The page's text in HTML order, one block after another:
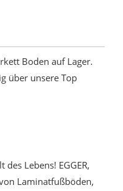
Boden auf Lager.
über unsere Top
Lebens! EGGER,
Laminatfußböden,